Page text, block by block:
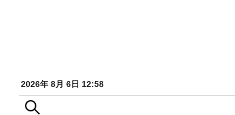
2026年 8月 6日 12:58